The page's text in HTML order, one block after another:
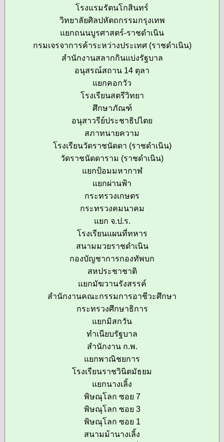
โรงแรมรัตนโกสินทร์
วิทยาลัยศิลปหัตถกรรมกรุงเทพ
แยกถนนบูรศาสตร์-ราชดำเนิน
กรมเจรจาการค้าระหว่างประเทศ (ราชดำเนิน)
สำนักงานสลากกินแบ่งรัฐบาล
อนุสรณ์สถาน 14 ตุลา
แยกคอกวัว
โรงเรียนสตรีวิทยา
ศึกษาภัณฑ์
อนุสาวรีย์ประชาธิปไตย
สภาทนายความ
โรงเรียนวัดราชนัดดา (ราชดำเนิน)
วัดราชนัดดาราม (ราชดำเนิน)
แยกป้อมมหากาฬ
แยกผ่านฟ้า
กระทรวงเกษตร
กระทรวงคมนาคม
แยก จ.ป.ร.
โรงเรียนแผนที่ทหาร
สนามมวยราชดำเนิน
กองบัญชาการกองทัพบก
สหประชาชาติ
แยกมัฆวานรังสรรค์
สำนักงานคณะกรรมการอาชีวะศึกษา
กระทรวงศึกษาธิการ
แยกมิสกวัน
ทำเนียบรัฐบาล
สำนักงาน ก.พ.
แยกพาณิชยการ
โรงเรียนราชวินิตมัธยม
แยกนางเลิ้ง
พิษณุโลก ซอย 7
พิษณุโลก ซอย 3
พิษณุโลก ซอย 1
สนามม้านางเลิ้ง